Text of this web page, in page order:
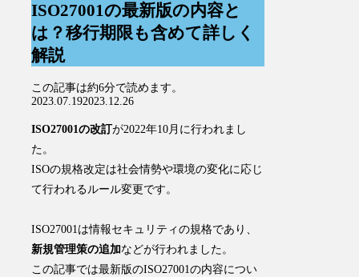
ISO27001の最新版の内容と
は？移行期限も含めて詳しく
解説
この記事は約6分で読めます。
2023.07.192023.12.26
ISO27001の改訂が2022年10月に行われまし
た。
ISOの規格改定は社会情勢や環境の変化に応じ
て行われるルール変更です。
ISO27001は情報セキュリティの規格であり、
新規管理策の追加などが行われました。
この記事では最新版のISO27001の内容につい